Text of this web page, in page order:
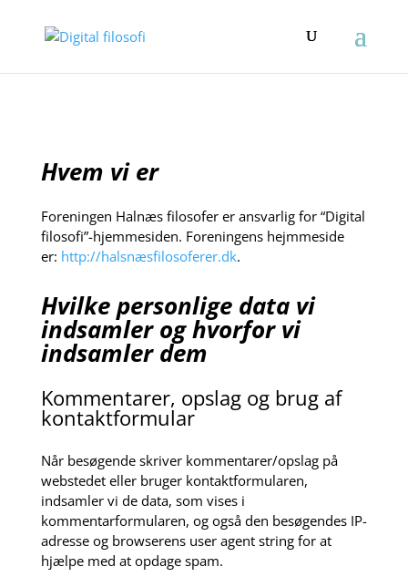
Hvem vi er
Foreningen Halnæs filosofer er ansvarlig for “Digital
filosofi”-hjemmesiden. Foreningens hejmmeside
er: http://halsnæsfilosoferer.dk.
Hvilke personlige data vi
indsamler og hvorfor vi
indsamler dem
Kommentarer, opslag og brug af
kontaktformular
Når besøgende skriver kommentarer/opslag på
webstedet eller bruger kontaktformularen,
indsamler vi de data, som vises i
kommentarformularen, og også den besøgendes IP-
adresse og browserens user agent string for at
hjælpe med at opdage spam.